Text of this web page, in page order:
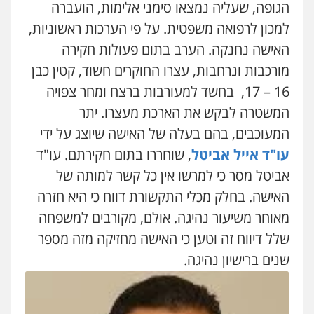
עו"ד ראוף נג'אר
פלילי עורכי דין לענייני אסירים מעצרים
סמים רכוש
0548009246
דוד אפרים משרד עורכי דין
פלילי צווארון לבן מס הכנסה מע"מ
0506209859
עדי כרמלי – חברת עו"ד
עורכי דין לענייני אסירים
0525060666
גיא זהבי משרד עורכי דין
פלילי משפחה
503456449
הגופה, שעליה נמצאו סימני אלימות, הועברה
למכון לרפואה משפטית. על פי הערכות ראשוניות,
האישה נחנקה. הערב בתום פעולות חקירה
מורכבות ונרחבות, עצרו החוקרים חשוד, קטין כבן
16 – 17, בחשד למעורבות ברצח ומחר צפויה
המשטרה לבקש את הארכת מעצרו. יתר
המעוכבים, בהם בעלה של האישה שיוצג על ידי
עו"ד אייל אביטל, שוחררו בתום חקירתם. עו"ד
אביטל מסר כי למרשו אין כל קשר למותה של
האישה. בחלק מכלי התקשורת דווח כי היא חזרה
מאוחר משיעור נהיגה. אולם, מקורבים למשפחה
שלל דיווח זה וטען כי האישה מחזיקה מזה מספר
שנים ברישיון נהיגה.
עו"ד אייל אביטל
פלילי פשיעה חמורה מעצרים וחקירות
0544712201